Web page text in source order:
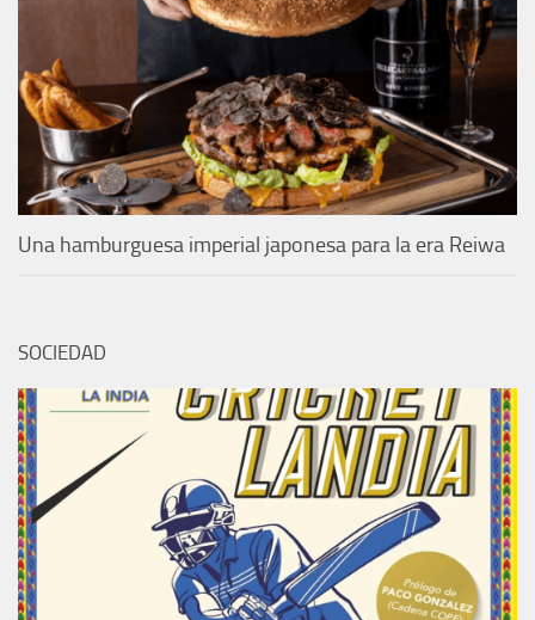
Una hamburguesa imperial japonesa para la era Reiwa
SOCIEDAD